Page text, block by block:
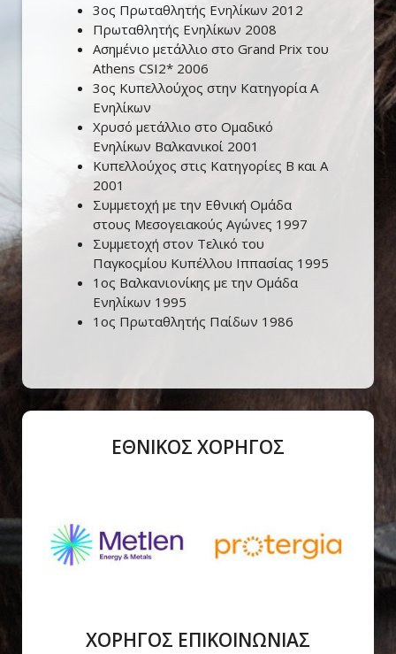
3ος Πρωταθλητής Ενηλίκων 2012
Πρωταθλητής Ενηλίκων 2008
Ασημένιο μετάλλιο στο Grand Prix του
Athens CSI2* 2006
3ος Κυπελλούχος στην Κατηγορία Α
Ενηλίκων
Χρυσό μετάλλιο στο Ομαδικό
Ενηλίκων Βαλκανικοί 2001
Κυπελλούχος στις Κατηγορίες Β και Α
2001
Συμμετοχή με την Εθνική Ομάδα
στους Μεσογειακούς Αγώνες 1997
Συμμετοχή στον Τελικό του
Παγκοςμίου Κυπέλλου Ιππασίας 1995
1ος Βαλκανιονίκης με την Ομάδα
Ενηλίκων 1995
1ος Πρωταθλητής Παίδων 1986
ΕΘΝΙΚΟΣ ΧΟΡΗΓΟΣ
ΧΟΡΗΓΟΣ ΕΠΙΚΟΙΝΩΝΙΑΣ